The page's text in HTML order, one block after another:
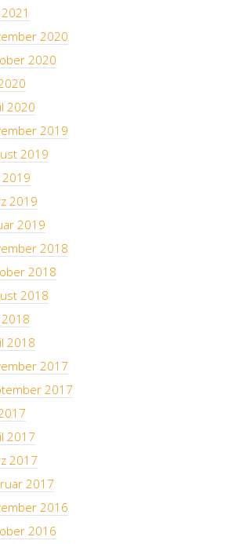
2020
2020
2020
2019
2019
2019
2019
2019
2018
2018
2018
2018
2018
2017
2017
2017
2017
2017
2016
2016